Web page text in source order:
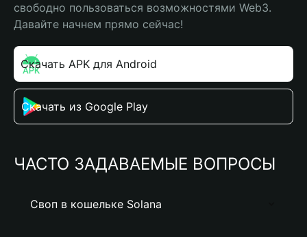
свободно пользоваться возможностями Web3.
Давайте начнем прямо сейчас!
Скачать APK для Android
Скачать из Google Play
ЧАСТО ЗАДАВАЕМЫЕ ВОПРОСЫ
Своп в кошельке Solana